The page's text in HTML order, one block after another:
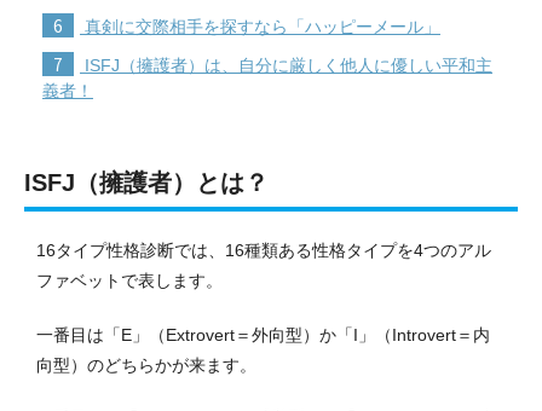
6 真剣に交際相手を探すなら「ハッピーメール」
7
ISFJ（擁護者）は、自分に厳しく他人に優しい平和主
義者！
ISFJ（擁護者）とは？
16タイプ性格診断では、16種類ある性格タイプを4つのアル
ファベットで表します。
一番目は「E」（Extrovert＝外向型）か「I」（Introvert＝内
向型）のどちらかが来ます。